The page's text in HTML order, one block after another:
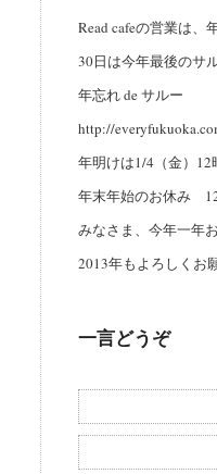
Read cafeの営業は、
30日は今年最後のサ
年忘れ de サルー
http://
年明けは1/4（金）12
年末年始のお休み
みなさま、今年一年
2013年もよろしくお
一言どうぞ